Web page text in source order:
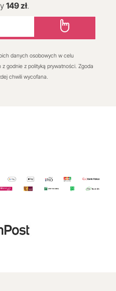
149 zł.
danych osobowych w celu
godnie z polityką prywatności. Zgoda
chwili wycofana.